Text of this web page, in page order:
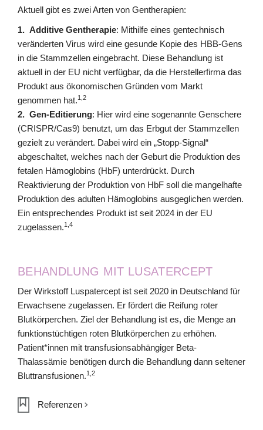
Aktuell gibt es zwei Arten von Gentherapien:
Additive Gentherapie: Mithilfe eines gentechnisch
veränderten Virus wird eine gesunde Kopie des HBB-Gens
in die Stammzellen eingebracht. Diese Behandlung ist
aktuell in der EU nicht verfügbar, da die Herstellerfirma das
Produkt aus ökonomischen Gründen vom Markt
genommen hat.1,2
Gen-Editierung: Hier wird eine sogenannte Genschere
(CRISPR/Cas9) benutzt, um das Erbgut der Stammzellen
gezielt zu verändert. Dabei wird ein „Stopp-Signal“
abgeschaltet, welches nach der Geburt die Produktion des
fetalen Hämoglobins (HbF) unterdrückt. Durch
Reaktivierung der Produktion von HbF soll die mangelhafte
Produktion des adulten Hämoglobins ausgeglichen werden.
Ein entsprechendes Produkt ist seit 2024 in der EU
zugelassen.1,4
BEHANDLUNG MIT LUSATERCEPT
Der Wirkstoff Luspatercept ist seit 2020 in Deutschland für
Erwachsene zugelassen. Er fördert die Reifung roter
Blutkörperchen. Ziel der Behandlung ist es, die Menge an
funktionstüchtigen roten Blutkörperchen zu erhöhen.
Patient*innen mit transfusionsabhängiger Beta-
Thalassämie benötigen durch die Behandlung dann seltener
Bluttransfusionen.1,2
Referenzen